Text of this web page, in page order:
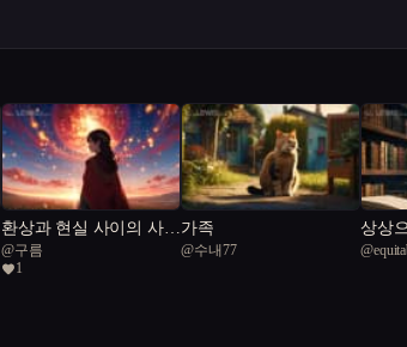
환상과 현실 사이의 사랑
찾기
@구름
1
가족
@수내77
상상
실에
@